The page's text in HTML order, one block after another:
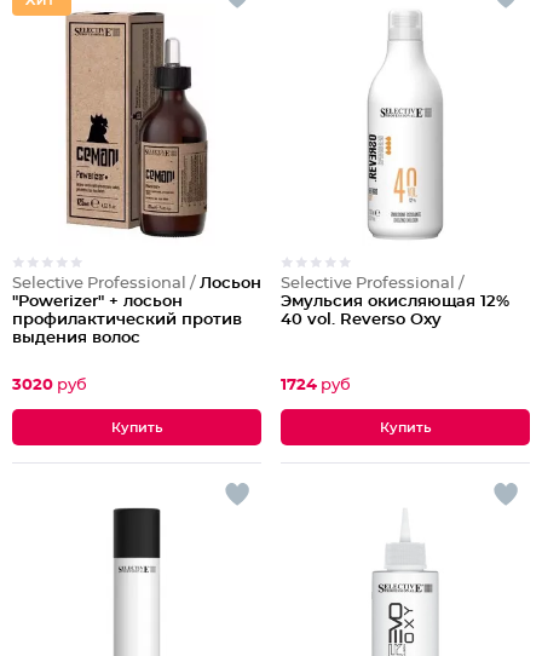
Selective Professional / Лосьон
"Powerizer" + лосьон
профилактический против
выдения волос
3020 руб
Selective Professional /
Эмульсия окисляющая 12%
40 vol. Reverso Oxy
1724 руб